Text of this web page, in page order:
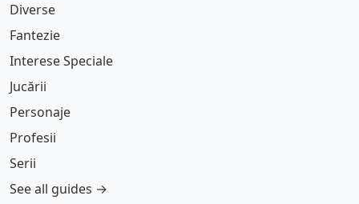
Diverse
Fantezie
Interese Speciale
Jucării
Personaje
Profesii
Serii
See all guides →